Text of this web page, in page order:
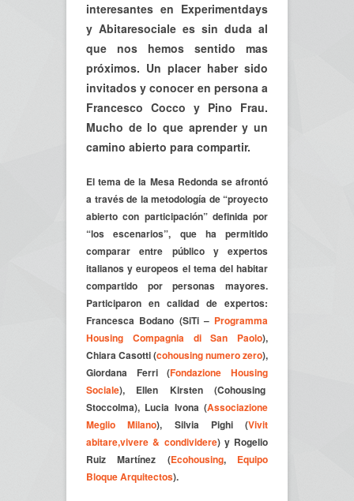
interesantes en Experimentdays
y Abitaresociale es sin duda al
que nos hemos sentido mas
próximos. Un placer haber sido
invitados y conocer en persona a
Francesco Cocco y Pino Frau.
Mucho de lo que aprender y un
camino abierto para compartir.
El tema de la Mesa Redonda se afrontó
a través de la metodología de “proyecto
abierto con participación” definida por
“los escenarios”, que ha permitido
comparar entre público y expertos
italianos y europeos el tema del habitar
compartido por personas mayores.
Participaron en calidad de expertos:
Francesca Bodano (SiTi – Programma
Housing Compagnia di San Paolo),
Chiara Casotti (cohousing numero zero),
Giordana Ferri (Fondazione Housing
Sociale), Ellen Kirsten (Cohousing
Stoccolma), Lucia Ivona (Associazione
Meglio Milano), Silvia Pighi (Vivit
abitare,vivere & condividere) y Rogelio
Ruiz Martínez (Ecohousing, Equipo
Bloque Arquitectos).